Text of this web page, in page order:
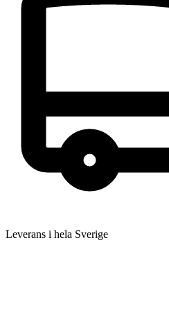
Leverans i hela Sverige